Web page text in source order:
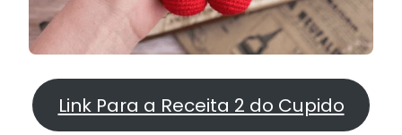
Link Para a Receita 2 do Cupido